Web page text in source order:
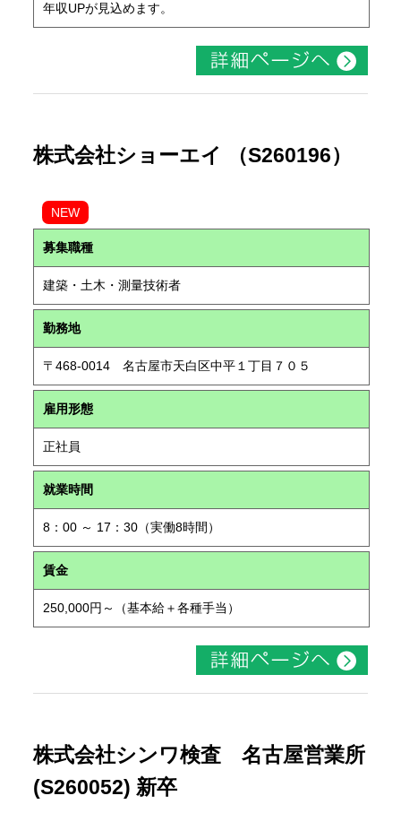
年収UPが見込めます。
株式会社ショーエイ （S260196）
NEW
募集職種
建築・土木・測量技術者
勤務地
〒468-0014 名古屋市天白区中平１丁目７０５
雇用形態
正社員
就業時間
8：00 ～ 17：30（実働8時間）
賃金
250,000円～（基本給＋各種手当）
株式会社シンワ検査 名古屋営業所
(S260052) 新卒